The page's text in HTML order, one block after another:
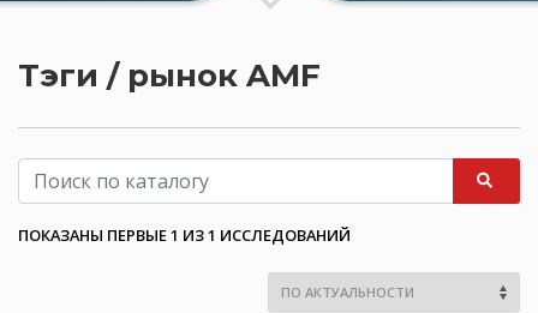
Тэги / рынок AMF
ПОКАЗАНЫ ПЕРВЫЕ 1 ИЗ 1 ИССЛЕДОВАНИЙ